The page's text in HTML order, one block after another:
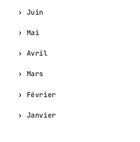
Juin
Mai
Avril
Mars
Février
Janvier